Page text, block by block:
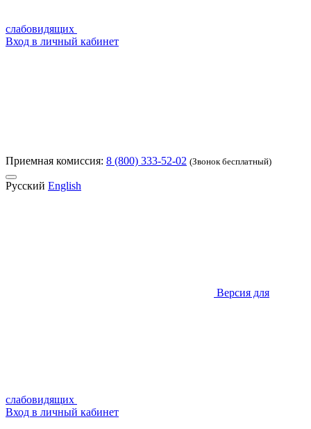
слабовидящих
Вход в личный кабинет
Приемная комиссия: 8 (800) 333-52-02 (Звонок бесплатный)
Русский English
Версия для
слабовидящих
Вход в личный кабинет